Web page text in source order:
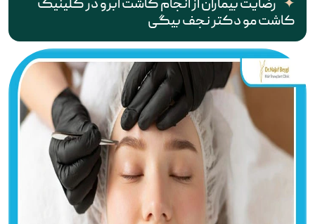
رضایت بیماران از انجام کاشت ابرو در کلینیک
کاشت مو دکتر نجف بیگی